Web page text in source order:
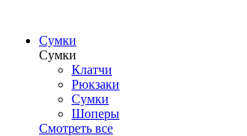
Сумки
Сумки
Клатчи
Рюкзаки
Сумки
Шоперы
Смотреть все